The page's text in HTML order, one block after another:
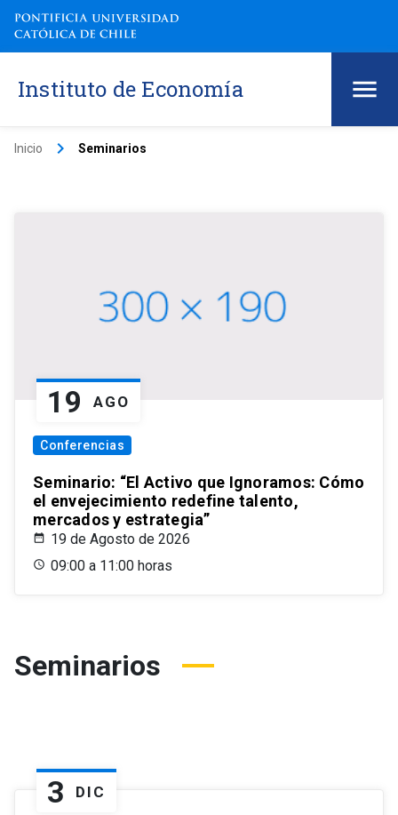
Instituto de Economía
Inicio keyboard_arrow_right Seminarios
19 AGO
Conferencias
Seminario: “El Activo que Ignoramos: Cómo
el envejecimiento redefine talento,
mercados y estrategia”
19 de Agosto de 2026
09:00 a 11:00 horas
Seminarios
3 DIC